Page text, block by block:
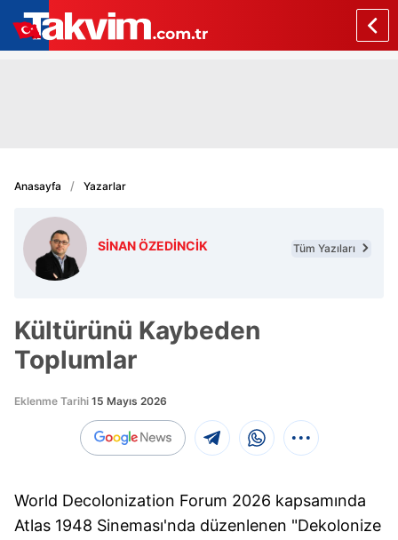
Anasayfa Yazarlar
SİNAN ÖZEDİNCİK Tüm Yazıları
Kültürünü Kaybeden
Toplumlar
Eklenme Tarihi 15 Mayıs 2026
World Decolonization Forum 2026 kapsamında
Atlas 1948 Sineması'nda düzenlenen "Dekolonize